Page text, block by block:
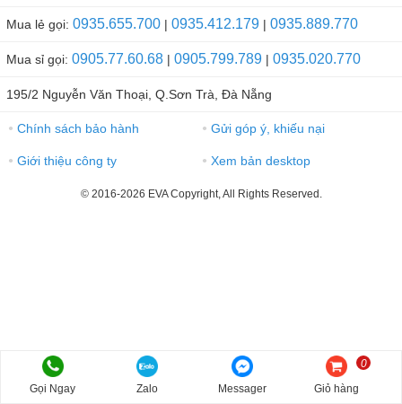
Mua lẻ gọi: 0935.655.700 | 0935.412.179 | 0935.889.770
Mua sỉ gọi: 0905.77.60.68 | 0905.799.789 | 0935.020.770
195/2 Nguyễn Văn Thoại, Q.Sơn Trà, Đà Nẵng
● Chính sách bảo hành ● Gửi góp ý, khiếu nại
● Giới thiệu công ty ● Xem bản desktop
© 2016-2026 EVA Copyright, All Rights Reserved.
Gọi Ngay Zalo Messager Giỏ hàng
0